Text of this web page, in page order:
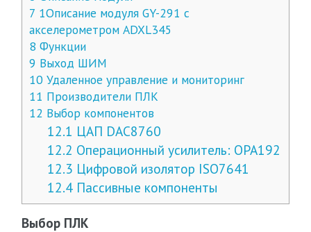
7 1Описание модуля GY-291 с
акселерометром ADXL345
8 Функции
9 Выход ШИМ
10Удаленное управление и мониторинг
11 Производители ПЛК
12 Выбор компонентов
12.1 ЦАП DAC8760
12.2 Операционный усилитель: OPA192
12.3 Цифровой изолятор ISO7641
12.4 Пассивные компоненты
Выбор ПЛК